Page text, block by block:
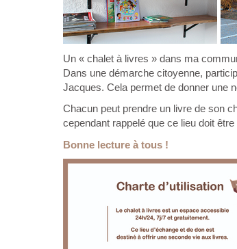
Un « chalet à livres » dans ma
Dans une démarche citoyenne,
Jacques. Cela permet de donner une
Chacun peut prendre un livre de son
cependant rappelé que ce lieu doit
Bonne lecture à tous !